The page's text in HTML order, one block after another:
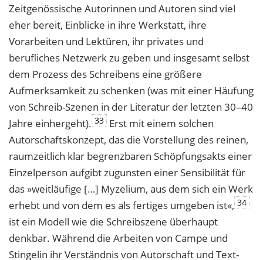
Zeitgenössische Autorinnen und Autoren sind viel
eher bereit, Einblicke in ihre Werkstatt, ihre
Vorarbeiten und Lektüren, ihr privates und
berufliches Netzwerk zu geben und insgesamt selbst
dem Prozess des Schreibens eine größere
Aufmerksamkeit zu schenken (was mit einer Häufung
von Schreib-Szenen in der Literatur der letzten 30–40
Jahre einhergeht). 33 Erst mit einem solchen
Autorschaftskonzept, das die Vorstellung des reinen,
raumzeitlich klar begrenzbaren Schöpfungsakts einer
Einzelperson aufgibt zugunsten einer Sensibilität für
das »weitläufige […] Myzelium, aus dem sich ein Werk
erhebt und von dem es als fertiges umgeben ist«, 34
ist ein Modell wie die Schreibszene überhaupt
denkbar. Während die Arbeiten von Campe und
Stingelin ihr Verständnis von Autorschaft und Text-